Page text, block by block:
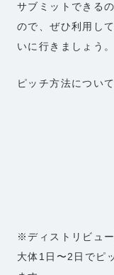
サブミットできる
ので、ぜひ利用し
いに行きましょう。
ピッチ方法につい
※ディストリビュ
大体1日〜2日でピ